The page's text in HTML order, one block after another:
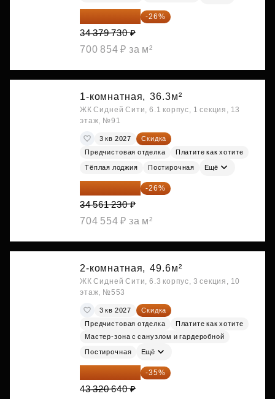
25 441 000 ₽ -26%
34 379 730 ₽
700 854 ₽ за м²
1-комнатная, 36.3м²
ЖК Сидней Сити, 6.1 корпус, 1 секция, 13
этаж, №91
3 кв 2027
Скидка
Предчистовая отделка
Платите как хотите
Тёплая лоджия Постирочная Ещё
25 575 310 ₽ -26%
34 561 230 ₽
704 554 ₽ за м²
2-комнатная, 49.6м²
ЖК Сидней Сити, 6.3 корпус, 3 секция, 10
этаж, №553
3 кв 2027
Скидка
Предчистовая отделка
Платите как хотите
Мастер-зона с санузлом и гардеробной
Постирочная Ещё
28 158 416 ₽ -35%
43 320 640 ₽